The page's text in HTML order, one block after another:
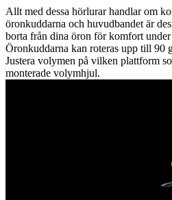
Allt med dessa hörlurar handlar om
öronkuddarna och huvudbandet är
borta från dina öron för komfort under
Öronkuddarna kan roteras upp till 90
Justera volymen på vilken plattform
monterade volymhjul.